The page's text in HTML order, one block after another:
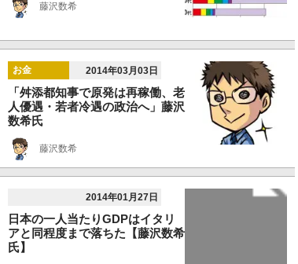
藤沢数希
お金 2014年03月03日
「舛添都知事で原発は再稼働、老
人優遇・若者冷遇の政治へ」藤沢
数希氏
藤沢数希
2014年01月27日
日本の一人当たりGDPはイタリ
アと同程度まで落ちた【藤沢数希
氏】